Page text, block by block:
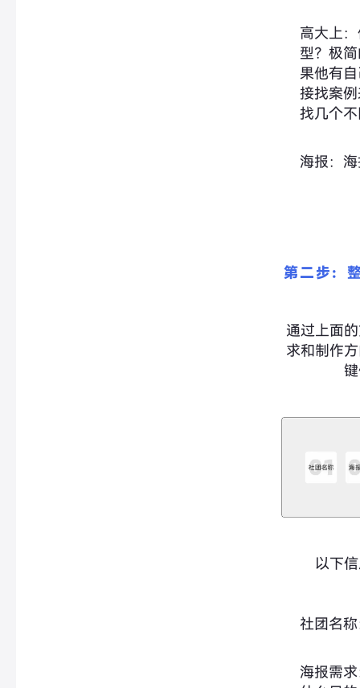
高大上
型？极
果他有
接找案
找几个
海报：
第二步：
通过上面
求和制作
以下
社团名
海报需